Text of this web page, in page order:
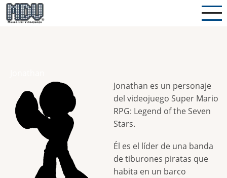
Pasar
al
Jonathan es un personaje
del videojuego Super Mario
RPG: Legend of the Seven
Stars.
Él es el líder de una banda
de tiburones piratas que
habita en un barco